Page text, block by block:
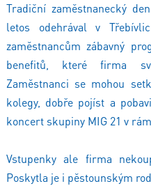
Tradiční zaměstnanecký
letos odehrával v
zaměstnancům zábavný
benefitů, které firma
Zaměstnanci se mohou
kolegy, dobře pojíst a
koncert skupiny MIG 21 v
Vstupenky ale firma
Poskytla je i pěstounským